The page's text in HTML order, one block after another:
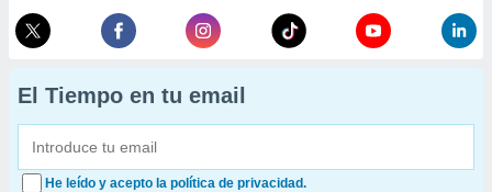
El Tiempo en tu email
He leído y acepto la política de privacidad.